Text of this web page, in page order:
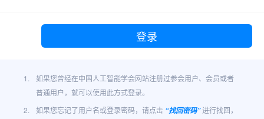
1.
如果您曾经在中国人工智能学会网站注册过参会用户、会员或者
普通用户，就可以使用此方式登录。
2.
如果您忘记了用户名或登录密码，请点击 “找回密码”进行找回，